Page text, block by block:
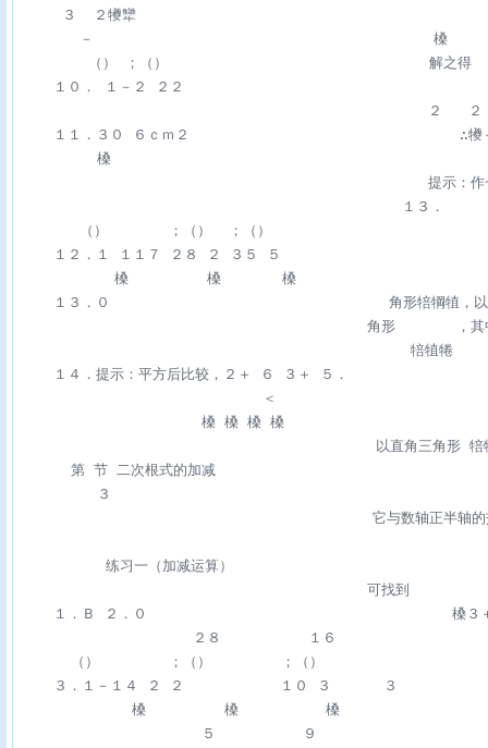
     ３  ２犪犫
－                                       槡
（） ；（）                              解之得
１０． １－２ ２２
２
１１．３０ ６ｃｍ２                               ∴犪
         槡
提示：作
１３．
       （）       ；（）  ；（）
    １２．１ １１７ ２８ ２ ３５ ５
           槡         槡       槡
１３．０                                角形犃犅犆，以
角形       ，其
犃犆犈
    １４．提示：平方后比较，２＋ ６ ３＋ ５．
                            ＜
                     槡 槡 槡 槡
以直角三角形 犃
      第 节 二次根式的加减
         ３
　                          它与数轴正半轴的
          练习一（加减运算）
可找到
１．Ｂ ２．０                                   槡３
                    ２８          １６
      （）        ；（）        ；（）
    ３．１－１４ ２ ２           １０ ３      ３
             槡         槡          槡
                     ５          ９